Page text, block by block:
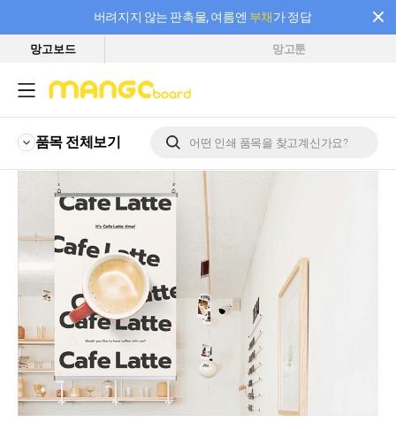
버려지지 않는 판촉물, 여름엔 부채가 정답
필요한 만큼 충전하고 끊김 없이 작업하세요! 새로워진 AI 부스터 요금제
망고보드 망고툰
품목 전체 보기